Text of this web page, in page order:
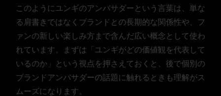
このようにユンギのアンバサダーという言葉は、単な
る肩書きではなくブランドとの長期的な関係性や、フ
ァンの新しい楽しみ方まで含んだ広い概念として使わ
れています。まずは「ユンギがどの価値観を代表して
いるのか」という視点を押さえておくと、後で個別の
ブランドアンバサダーの話題に触れるときも理解がス
ムーズになります。